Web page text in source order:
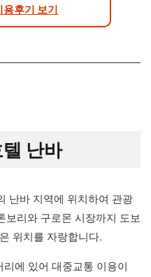
용후기 보기
난바
난바 지역에 위치하여 관광
보리와 구로몬 시장까지 도보
위치를 자랑합니다.
에 있어 대중교통 이용이